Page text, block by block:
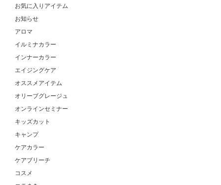
お気に入りアイテム
お知らせ
アロマ
イルミナカラー
インナーカラー
エイジングケア
オススメアイテム
オリーブグレージュ
オンラインセミナー
キッズカット
キャンプ
ケアカラー
ケアブリーチ
コスメ